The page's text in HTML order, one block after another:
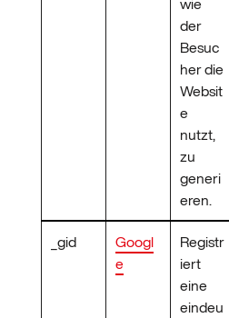
der
Besuc
her die
Websit
e
nutzt,
zu
generi
eren.
_gid
Googl
e
Registr
iert
eine
eindeu